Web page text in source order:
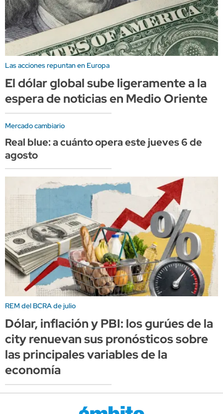
Las acciones repuntan en Europa
El dólar global sube ligeramente a la
espera de noticias en Medio Oriente
Mercado cambiario
Real blue: a cuánto opera este jueves 6 de
agosto
REM del BCRA de julio
Dólar, inflación y PBI: los gurúes de la
city renuevan sus pronósticos sobre
las principales variables de la
economía